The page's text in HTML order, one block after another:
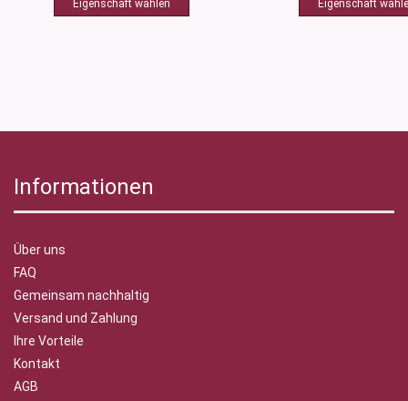
Informationen
Über uns
FAQ
Gemeinsam nachhaltig
Versand und Zahlung
Ihre Vorteile
Kontakt
AGB